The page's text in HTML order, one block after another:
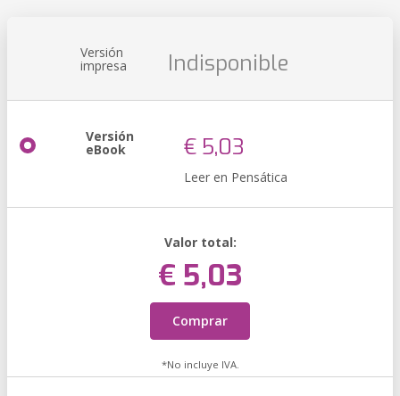
Versión
impresa Indisponible
Versión
eBook € 5,03
Leer en Pensática
Valor total:
€ 5,03
Comprar
*No incluye IVA.